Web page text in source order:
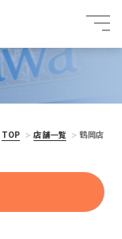
TOP 店舗一覧 鶴岡店